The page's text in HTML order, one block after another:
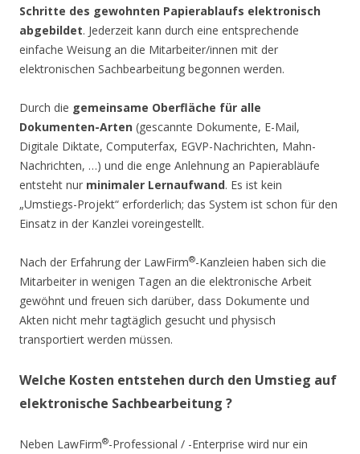
Schritte des gewohnten Papierablaufs elektronisch
abgebildet. Jederzeit kann durch eine entsprechende
einfache Weisung an die Mitarbeiter/innen mit der
elektronischen Sachbearbeitung begonnen werden.
Durch die gemeinsame Oberfläche für alle
Dokumenten-Arten (gescannte Dokumente, E-Mail,
Digitale Diktate, Computerfax, EGVP-Nachrichten, Mahn-
Nachrichten, …) und die enge Anlehnung an Papierabläufe
entsteht nur minimaler Lernaufwand. Es ist kein
„Umstiegs-Projekt“ erforderlich; das System ist schon für den
Einsatz in der Kanzlei voreingestellt.
Nach der Erfahrung der LawFirm®-Kanzleien haben sich die
Mitarbeiter in wenigen Tagen an die elektronische Arbeit
gewöhnt und freuen sich darüber, dass Dokumente und
Akten nicht mehr tagtäglich gesucht und physisch
transportiert werden müssen.
Welche Kosten entstehen durch den Umstieg auf
elektronische Sachbearbeitung ?
Neben LawFirm®-Professional / -Enterprise wird nur ein